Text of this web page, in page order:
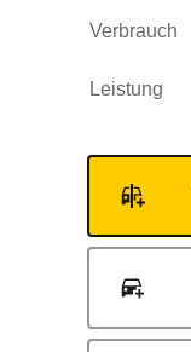
Verbrauch
Leistung